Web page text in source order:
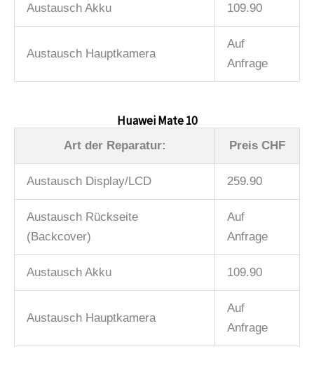
Austausch Akku 109.90
Austausch Hauptkamera
Auf
Anfrage
Huawei Mate 10
Art der Reparatur: Preis CHF
Austausch Display/LCD 259.90
Austausch Rückseite
(Backcover)
Auf
Anfrage
Austausch Akku 109.90
Austausch Hauptkamera
Auf
Anfrage